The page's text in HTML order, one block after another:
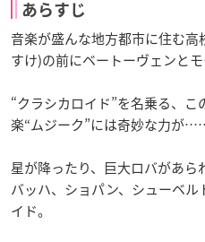
あらすじ
音楽が盛んな地方都市に住む
すけ)の前にベートーヴェンと
“クラシカロイド”を名乗る、
楽“ムジーク”には奇妙な力が
星が降ったり、巨大ロバがあら
バッハ、ショパン、シューベ
イド。